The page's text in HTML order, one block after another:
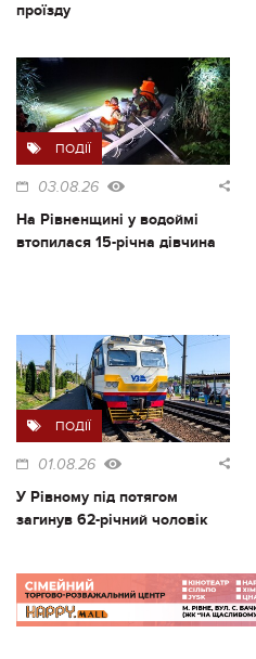
проїзду
ПОДІЇ
03.08.26
На Рівненщині у водоймі
втопилася 15-річна дівчина
ПОДІЇ
01.08.26
У Рівному під потягом
загинув 62-річний чоловік